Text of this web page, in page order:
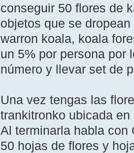
conseguir 50 flores de
objetos que se
warron koala, koala
un 5% por persona por
número y llevar set de
Una vez tengas las
trankitronko ubicada
Al terminarla habla con
50 hojas de flores y